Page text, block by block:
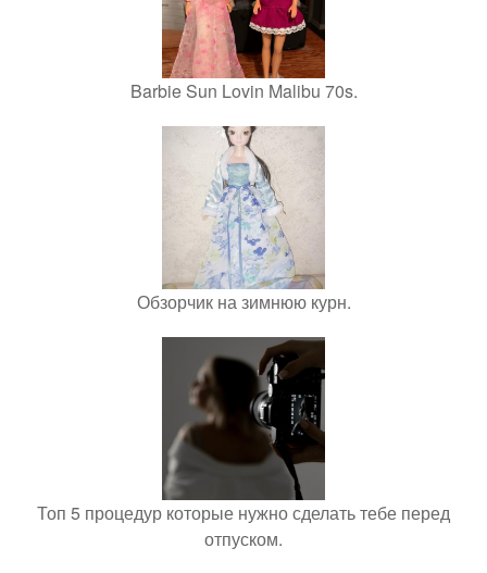
Barbie Sun Lovin Malibu 70s.
Обзорчик на зимнюю курн.
Топ 5 процедур которые нужно сделать тебе перед
отпуском.